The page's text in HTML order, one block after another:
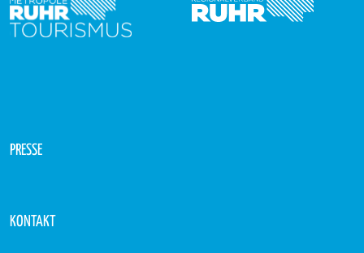
PRESSE
KONTAKT